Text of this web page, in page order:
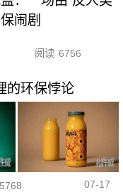
闹剧
阅读 6756
的环保悖论
5768 07-17